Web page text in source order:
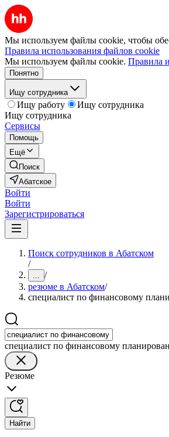
Мы используем файлы cookie, чтобы
Правила использования файлов cookie
Мы используем файлы cookie. Правила
Понятно
Ищу сотрудника
Ищу работу
Ищу сотрудника
Ищу сотрудника
Сервисы
Помощь
Ещё
Поиск
Абатское
Войти
Войти
Зарегистрироваться
Поиск сотрудников в Абатском
/
... /
резюме в Абатском/
специалист по финансовому
специалист по финансовому
Резюме
Найти